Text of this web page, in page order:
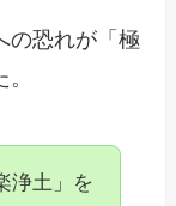
の恐れが「極
浄土」を